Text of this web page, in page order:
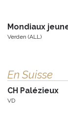
Mondiaux
Verden (ALL)
En Suisse
CH Palézieux
VD